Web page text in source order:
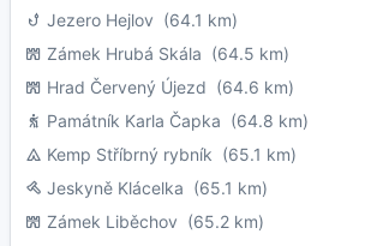
Jezero Hejlov (64.1 km)
Zámek Hrubá Skála (64.5 km)
Hrad Červený Újezd (64.6 km)
Památník Karla Čapka (64.8 km)
Kemp Stříbrný rybník (65.1 km)
Jeskyně Klácelka (65.1 km)
Zámek Liběchov (65.2 km)